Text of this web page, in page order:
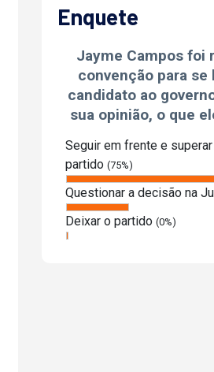
Enquete
Jayme Campos foi
convenção para se
candidato ao
sua opinião, o que
Seguir em frente e
partido (75%)
Questionar a decisão na
Deixar o partido (0%)